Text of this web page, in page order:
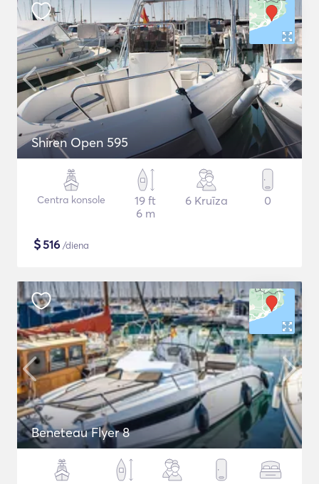
Shiren Open 595
Centra konsole
19 ft
6 m
6 Kruīza 0
$516 /diena
Beneteau Flyer 8